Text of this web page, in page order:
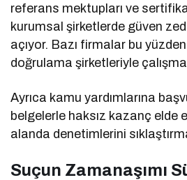
referans mektupları ve
kurumsal şirketlerde güven
açıyor. Bazı firmalar bu
doğrulama şirketleriyle
Ayrıca kamu yardımlarına
belgelerle haksız kazanç elde
alanda denetimlerini
Suçun Zamanaşımı